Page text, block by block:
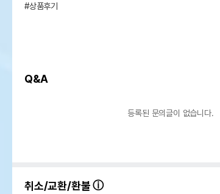
#상품후기
Q&A
등록된 문의글이 없습니다.
취소/교환/환불